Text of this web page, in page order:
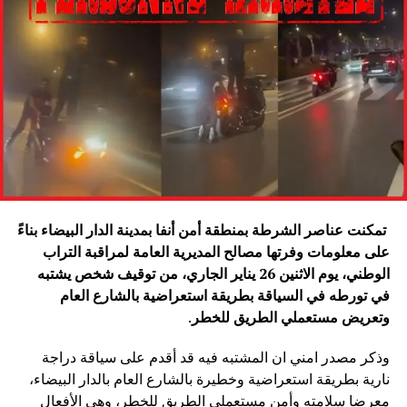
تمكنت عناصر الشرطة بمنطقة أمن أنفا بمدينة الدار البيضاء بناءً
على معلومات وفرتها مصالح المديرية العامة لمراقبة التراب
الوطني، يوم الاثنين 26 يناير الجاري، من توقيف شخص يشتبه
في تورطه في السياقة بطريقة استعراضية بالشارع العام
وتعريض مستعملي الطريق للخطر .
وذكر مصدر امني ان المشتبه فيه قد أقدم على سياقة دراجة
نارية بطريقة استعراضية وخطيرة بالشارع العام بالدار البيضاء،
معرضا سلامته وأمن مستعملي الطريق للخطر، وهي الأفعال